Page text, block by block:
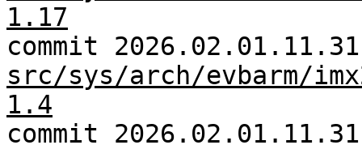
1.17
commit
src/sys/arch/evbarm/
1.4
commit